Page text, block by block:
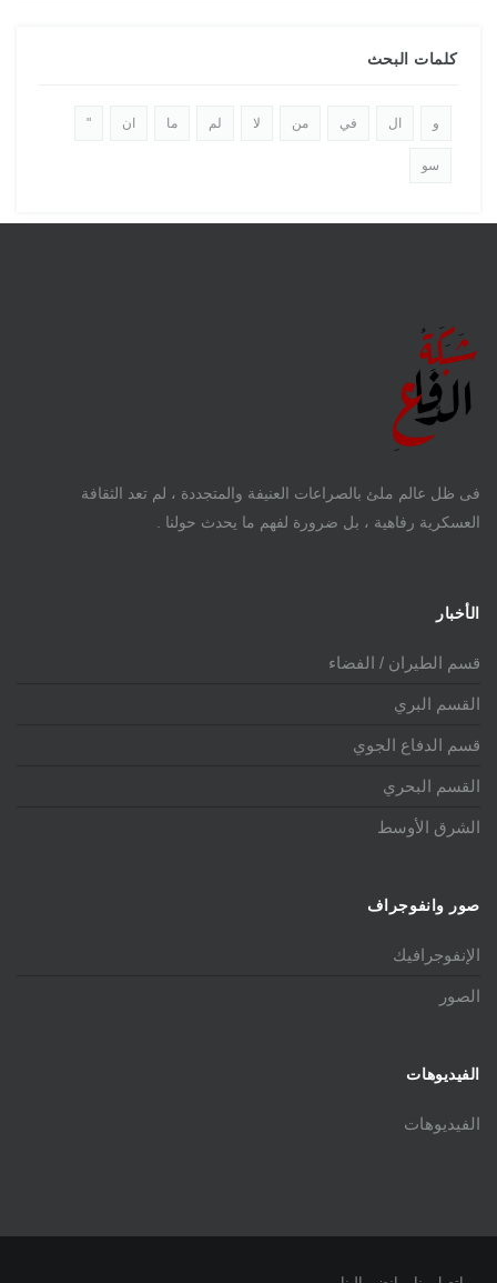
كلمات البحث
و ال في من لا لم ما ان "
سو
فى ظل عالم ملئ بالصراعات العنيفة والمتجددة ، لم تعد الثقافة
العسكرية رفاهية ، بل ضرورة لفهم ما يحدث حولنا .
الأخبار
قسم الطيران / الفضاء
القسم البري
قسم الدفاع الجوي
القسم البحري
الشرق الأوسط
صور وانفوجراف
الإنفوجرافيك
الصور
الفيديوهات
الفيديوهات